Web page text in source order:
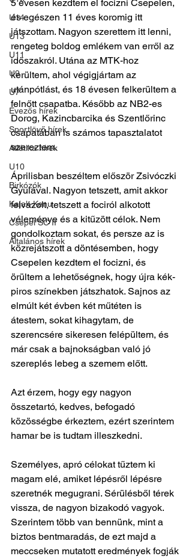
U14
U13
U11
U9
U7
Evezős hírek
Sportlövő hírek
Atlétika hírek
U10
Birkózók
Kajak-Kenu
Csepel SC II
Általános hírek
5 évesen kezdtem el focizni Csepelen,
és egészen 11 éves koromig itt
játszottam. Nagyon szerettem itt lenni,
rengeteg boldog emlékem van erről az
időszakról. Utána az MTK-hoz
kerültem, ahol végigjártam az
utánpótlást, és 18 évesen felkerültem a
felnőtt csapatba. Később az NB2-es
Dorog, Kazincbarcika és Szentlőrinc
csapatában is számos tapasztalatot
szereztem.
Áprilisban beszéltem először Zsivóczki
Gyulával. Nagyon tetszett, amit akkor
felvázolt, tetszett a fociról alkotott
véleménye és a kitűzött célok. Nem
gondolkoztam sokat, és persze az is
közrejátszott a döntésemben, hogy
Csepelen kezdtem el focizni, és
örültem a lehetőségnek, hogy újra kék-
piros színekben játszhatok. Sajnos az
elmúlt két évben két műtéten is
átestem, sokat kihagytam, de
szerencsére sikeresen felépültem, és
már csak a bajnokságban való jó
szereplés lebeg a szemem előtt.
Azt érzem, hogy egy nagyon
összetartó, kedves, befogadó
közösségbe érkeztem, ezért szerintem
hamar be is tudtam illeszkedni.
Személyes, apró célokat tűztem ki
magam elé, amiket lépésről lépésre
szeretnék megugrani. Sérülésből térek
vissza, de nagyon bizakodó vagyok.
Szerintem több van bennünk, mint a
biztos bentmaradás, de ezt majd a
meccseken mutatott eredmények fogják